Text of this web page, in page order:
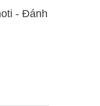
- Ðánh